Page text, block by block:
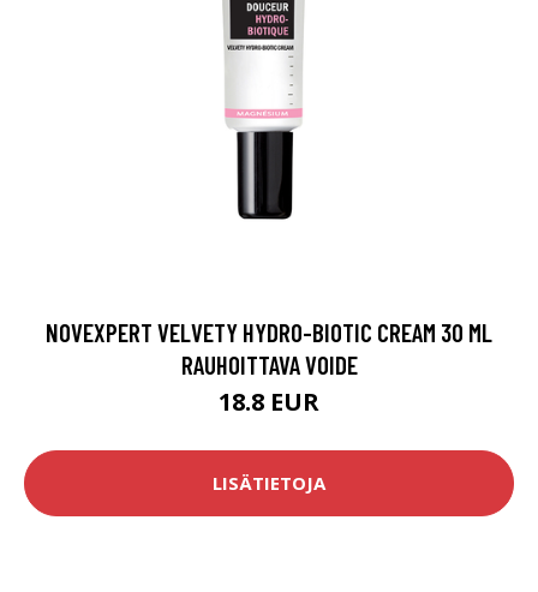
NOVEXPERT VELVETY HYDRO-BIOTIC CREAM 30 ML
RAUHOITTAVA VOIDE
18.8 EUR
LISÄTIETOJA